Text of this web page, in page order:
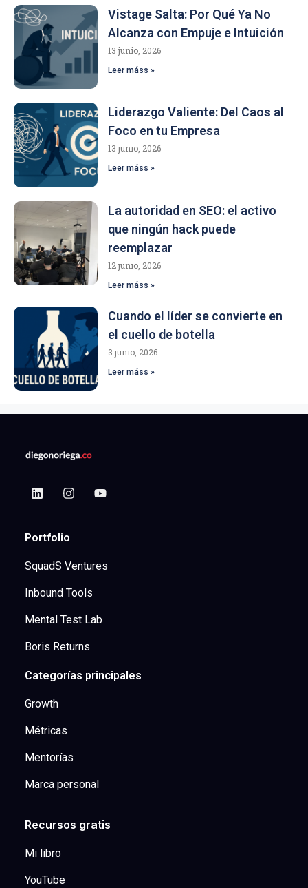
Vistage Salta: Por Qué Ya No
Alcanza con Empuje e Intuición
13 junio, 2026
Leer máss »
Liderazgo Valiente: Del Caos al
Foco en tu Empresa
13 junio, 2026
Leer máss »
La autoridad en SEO: el activo
que ningún hack puede
reemplazar
12 junio, 2026
Leer máss »
Cuando el líder se convierte en
el cuello de botella
3 junio, 2026
Leer máss »
Portfolio
SquadS Ventures
Inbound Tools
Mental Test Lab
Boris Returns
Categorías principales
Growth
Métricas
Mentorías
Marca personal
Recursos gratis
Mi libro
YouTube